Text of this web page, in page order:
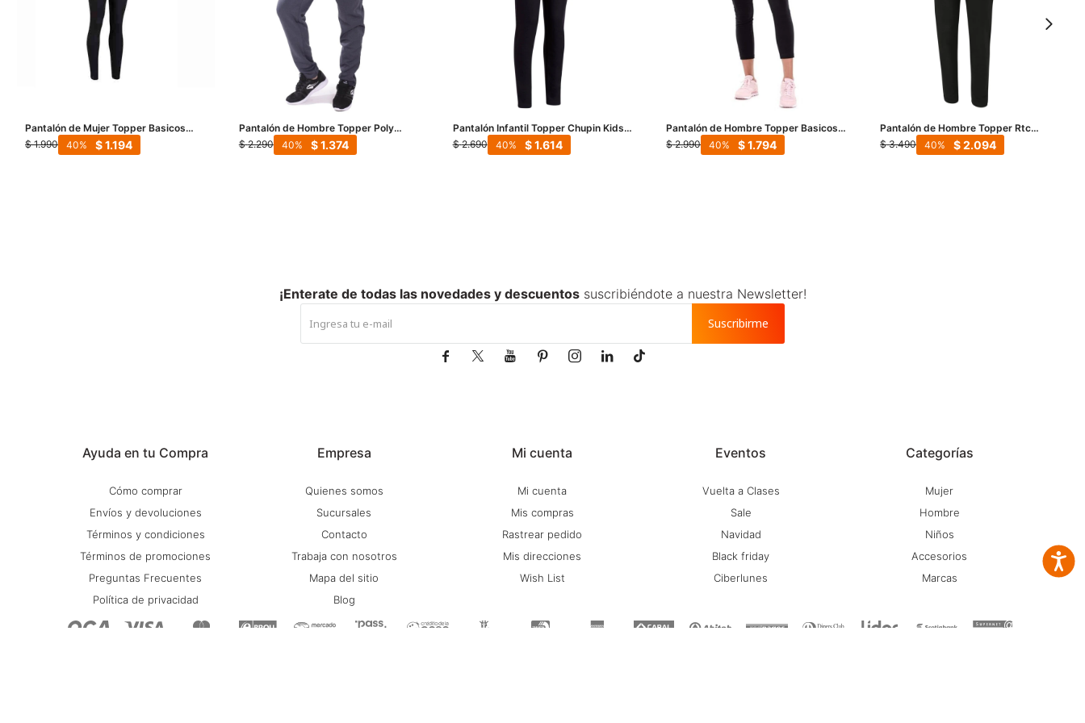
Pantalón de Mujer Topper Basicos
Chupin - Negro
$ 1.990 $1.194
40
Pantalón de Hombre Topper Poly
Fleece - Negro Melange
$ 2.290 $1.374
40
Pantalón Infantil Topper Chupin Kids -
Negro
$ 2.690 $ 1.614
40
Pantalón de Hombre Topper Basicos -
Negro
$ 2.990 $1.794
40
Pantalón de Hombre Topper Rtc
Basicos - Negro
$ 3.490 $2.094
40
Ayuda en tu Compra
Cómo comprar
Envíos y devoluciones
Términos y condiciones
Términos de promociones
Preguntas Frecuentes
Política de privacidad
Empresa
Quienes somos
Sucursales
Contacto
Trabaja con nosotros
Mapa del sitio
Blog
Mi cuenta
Mi cuenta
Mis compras
Rastrear pedido
Mis direcciones
Wish List
Eventos
Vuelta a Clases
Sale
Navidad
Black friday
Ciberlunes
Categorías
Mujer
Hombre
Niños
Accesorios
Marcas
¡Enterate de todas las novedades y descuentossuscribiéndote a nuestra Newsletter!
Suscribirme
      